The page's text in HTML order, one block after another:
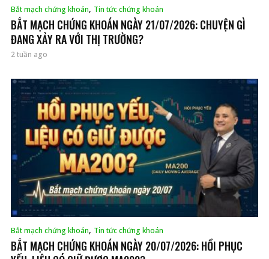
Bắt mạch chứng khoán, Tin tức chứng khoán
BẮT MẠCH CHỨNG KHOÁN NGÀY 21/07/2026: CHUYỆN GÌ
ĐANG XẢY RA VỚI THỊ TRƯỜNG?
2 tuần ago
Bắt mạch chứng khoán, Tin tức chứng khoán
BẮT MẠCH CHỨNG KHOÁN NGÀY 20/07/2026: HỒI PHỤC